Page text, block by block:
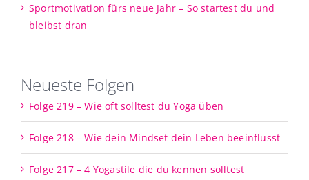
Sportmotivation fürs neue Jahr – So startest du und
bleibst dran
Neueste Folgen
Folge 219 – Wie oft solltest du Yoga üben
Folge 218 – Wie dein Mindset dein Leben beeinflusst
Folge 217 – 4 Yogastile die du kennen solltest